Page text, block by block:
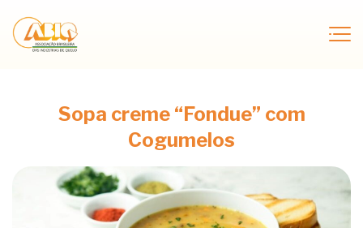
Sopa creme “Fondue” com
Cogumelos